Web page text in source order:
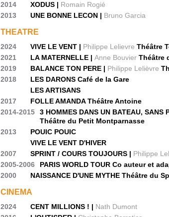
2014
XODUS | Romain Rogié
2013
UNE BONNE LECON | Bruno Garcia
THEATRE
2024 VIVE LE VENT | Philippe Lelievre Théâtre
2021
LA MATERNELLE |Anne Bouvier Théâtre
2019
BALANCE TON PERE | Philippe Lelièvre
2018
LES DARONS Café de la Gare
LES ARTISANS
2017
FOLLE AMANDA Théâtre Antoine
2014-2015
3 HOMMES DANS UN BATEAU, SANS
Théâtre du Petit Montparnasse
2013
POUIC POUIC
VIVE LE VENT D'HIVER
2007
SPRINT / COURS TOUJOURS | Philippe
2005-2006
PARIS WORLD TOUR Co auteur et
2000
NAISSANCE D'UNE MYTHE Théâtre du
CINEMA
2024 CENT MILLIONS ! | Nath Dumont